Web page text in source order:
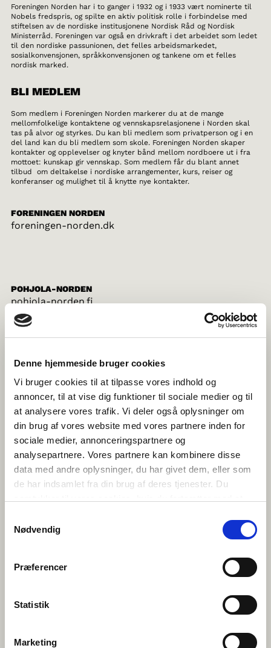
Denne hjemmeside bruger cookies
Vi bruger cookies til at tilpasse vores indhold og
annoncer, til at vise dig funktioner til sociale medier og til
at analysere vores trafik. Vi deler også oplysninger om
din brug af vores website med vores partnere inden for
sociale medier, annonceringspartnere og
analysepartnere. Vores partnere kan kombinere disse
data med andre oplysninger, du har givet dem, eller som
de har indsamlet fra din brug af deres tjenester. Du
Nødvendig
Præferencer
Statistik
Marketing
Foreningen Norden har i to ganger i 1932 og i 1933 vært nominerte til
Nobels fredspris, og spilte en aktiv politisk rolle i forbindelse med
stiftelsen av de nordiske institusjonene Nordisk Råd og Nordisk
Ministerråd. Foreningen var også en drivkraft i det arbeidet som ledet
til den nordiske passunionen, det felles arbeidsmarkedet,
sosialkonvensjonen, språkkonvensjonen og tankene om et felles
nordisk marked.
BLI MEDLEM
Som medlem i Foreningen Norden markerer du at de mange
mellomfolkelige kontaktene og vennskapsrelasjonene i Norden skal
tas på alvor og styrkes. Du kan bli medlem som privatperson og i en
del land kan du bli medlem som skole. Foreningen Norden skaper
kontakter og opplevelser og knyter bånd mellom nordboere ut i fra
mottoet: kunskap gir vennskap. Som medlem får du blant annet
tilbud om deltakelse i nordiske arrangementer, kurs, reiser og
konferanser og mulighet til å knytte nye kontakter.
FORENINGEN NORDEN
foreningen-norden.dk
POHJOLA-NORDEN
pohjola-norden.fi
NORRØNA FELAGIÐ Í FØROYUM
norden.fo
NORRÆNA FÉLAGIÐ
norden.is
norden.no
norden.se